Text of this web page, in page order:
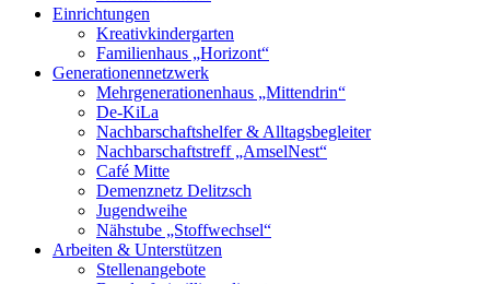
Einrichtungen
Kreativkindergarten
Familienhaus „Horizont“
Generationennetzwerk
Mehrgenerationenhaus „Mittendrin“
De-KiLa
Nachbarschaftshelfer & Alltagsbegleiter
Nachbarschaftstreff „AmselNest“
Café Mitte
Demenznetz Delitzsch
Jugendweihe
Nähstube „Stoffwechsel“
Arbeiten & Unterstützen
Stellenangebote